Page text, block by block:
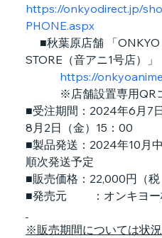
https://onkyodirect.jp/
PHONE.aspx
■秋葉原店舗 「ONKYO
STORE（音アニ1号店）」
https://
※店舗設置専用QRコ
■受注期間：2024年6月7
8月2日（金）15：00
■製品発送：2024年10月
順次発送予定
■販売価格：22,000円（税
■発売元         ：オンキヨ
※販売期間については状